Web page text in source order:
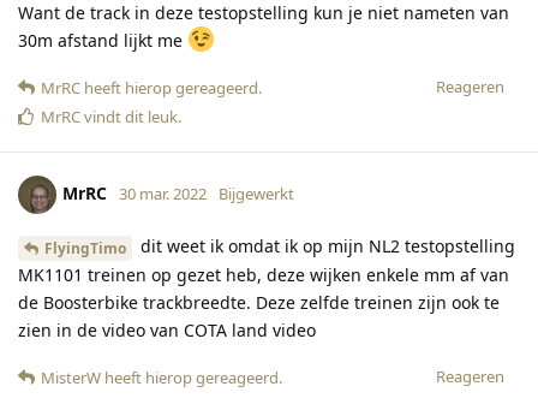
Want de track in deze testopstelling kun je niet nameten van
30m afstand lijkt me
Reageren
MrRC heeft hierop gereageerd.
MrRCvindt dit leuk.
MrRC 30 mar. 2022 Bijgewerkt
FlyingTimo
dit weet ik omdat ik op mijn NL2 testopstelling
MK1101 treinen op gezet heb, deze wijken enkele mm af van
de Boosterbike trackbreedte. Deze zelfde treinen zijn ook te
zien in de video van COTA land video
Reageren
MisterW heeft hierop gereageerd.